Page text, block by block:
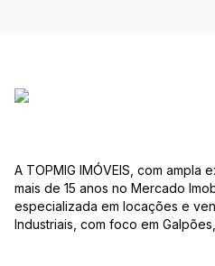
A TOPMIG IMÓVEIS, com ampla
mais de 15 anos no Mercado
especializada em locações e
Industriais, com foco em